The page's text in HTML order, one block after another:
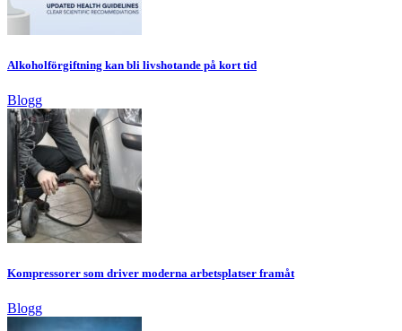
Alkoholförgiftning kan bli livshotande på kort tid
Blogg
Kompressorer som driver moderna arbetsplatser framåt
Blogg